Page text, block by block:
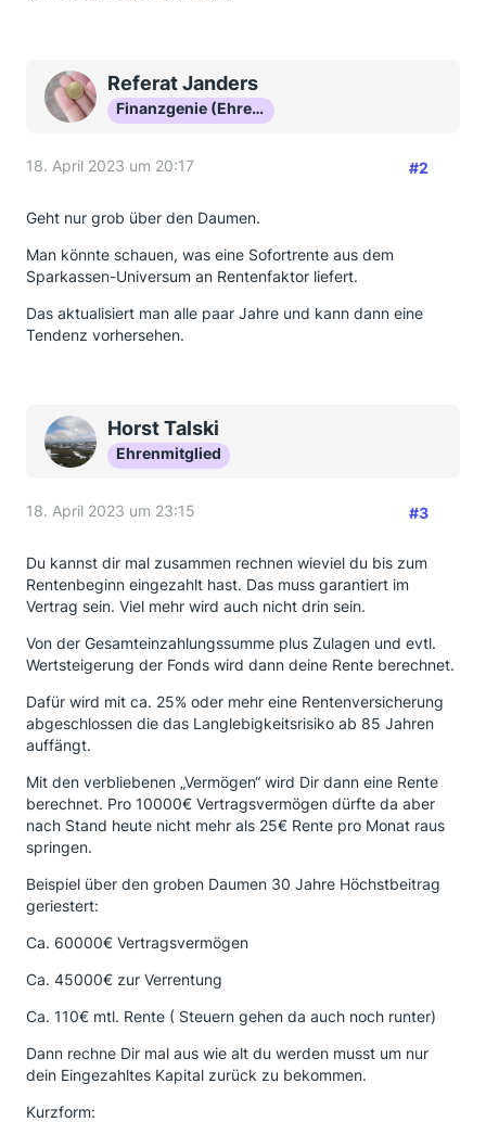
Referat Janders
Finanzgenie (Ehrenmitglied)
18. April 2023 um 20:17 #2
Geht nur grob über den Daumen.
Man könnte schauen, was eine Sofortrente aus dem
Sparkassen-Universum an Rentenfaktor liefert.
Das aktualisiert man alle paar Jahre und kann dann eine
Tendenz vorhersehen.
Horst Talski
Ehrenmitglied
18. April 2023 um 23:15 #3
Du kannst dir mal zusammen rechnen wieviel du bis zum
Rentenbeginn eingezahlt hast. Das muss garantiert im
Vertrag sein. Viel mehr wird auch nicht drin sein.
Von der Gesamteinzahlungssumme plus Zulagen und evtl.
Wertsteigerung der Fonds wird dann deine Rente berechnet.
Dafür wird mit ca. 25% oder mehr eine Rentenversicherung
abgeschlossen die das Langlebigkeitsrisiko ab 85 Jahren
auffängt.
Mit den verbliebenen „Vermögen“ wird Dir dann eine Rente
berechnet. Pro 10000€ Vertragsvermögen dürfte da aber
nach Stand heute nicht mehr als 25€ Rente pro Monat raus
springen.
Beispiel über den groben Daumen 30 Jahre Höchstbeitrag
geriestert:
Ca. 60000€ Vertragsvermögen
Ca. 45000€ zur Verrentung
Ca. 110€ mtl. Rente ( Steuern gehen da auch noch runter)
Dann rechne Dir mal aus wie alt du werden musst um nur
dein Eingezahltes Kapital zurück zu bekommen.
Kurzform: